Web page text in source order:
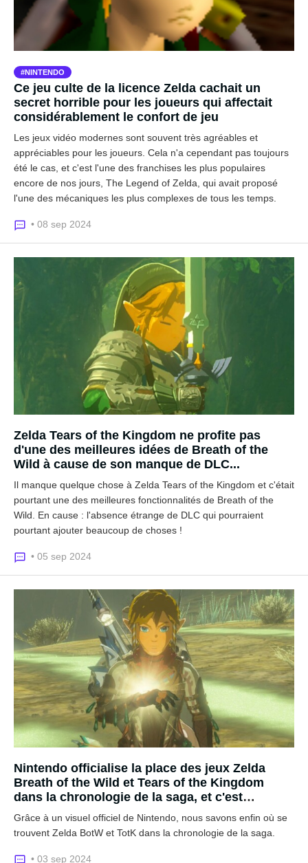
NINTENDO
Ce jeu culte de la licence Zelda cachait un
secret horrible pour les joueurs qui affectait
considérablement le confort de jeu
Les jeux vidéo modernes sont souvent très agréables et
appréciables pour les joueurs. Cela n'a cependant pas toujours
été le cas, et c'est l'une des franchises les plus populaires
encore de nos jours, The Legend of Zelda, qui avait proposé
l'une des mécaniques les plus complexes de tous les temps.
• 08 sep 2024
Zelda Tears of the Kingdom ne profite pas
d'une des meilleures idées de Breath of the
Wild à cause de son manque de DLC...
Il manque quelque chose à Zelda Tears of the Kingdom et c'était
pourtant une des meilleures fonctionnalités de Breath of the
Wild. En cause : l'absence étrange de DLC qui pourraient
pourtant ajouter beaucoup de choses !
• 05 sep 2024
Nintendo officialise la place des jeux Zelda
Breath of the Wild et Tears of the Kingdom
dans la chronologie de la saga, et c'est
surprenant !
Grâce à un visuel officiel de Nintendo, nous savons enfin où se
trouvent Zelda BotW et TotK dans la chronologie de la saga.
• 03 sep 2024